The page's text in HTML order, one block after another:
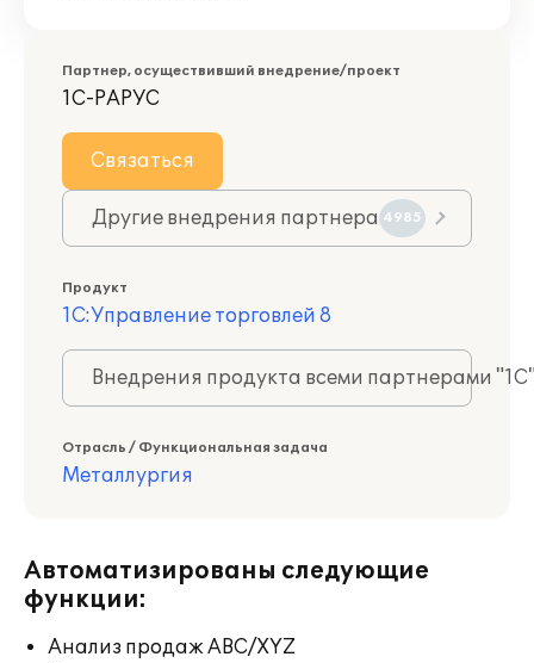
Партнер, осуществивший внедрение/проект
1С-РАРУС
Связаться
Другие внедрения партнера 4985
Продукт
1С:Управление торговлей 8
Внедрения продукта всеми партнерами
Отрасль / Функциональная задача
Металлургия
Автоматизированы следующие
функции:
Анализ продаж ABC/XYZ